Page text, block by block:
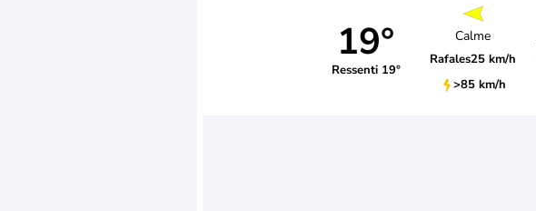
19°
Ressenti 19°
Calme
Rafales25 km/h
>85 km/h